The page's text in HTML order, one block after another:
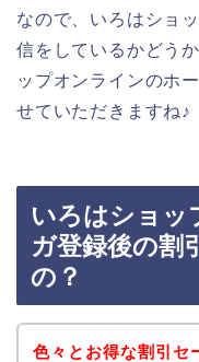
なので、いろはショ
信をしているかどう
ップオンラインのホ
せていただきますね♪
いろはショッ
ガ登録後の割
の？
色々とお得な割引セ